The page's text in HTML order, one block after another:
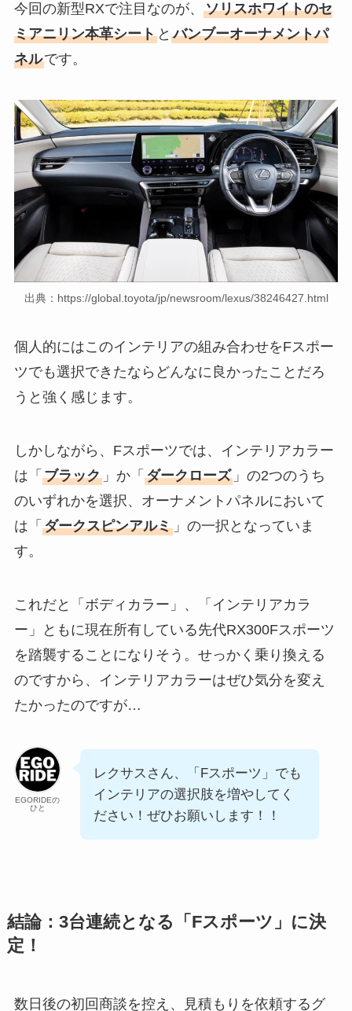
今回の新型RXで注目なのが、 ソリスホワイトのセ
ミアニリン本革シートと バンブーオーナメントパ
ネルです。
出典：https://global.toyota/jp/newsroom/lexus/38246427.html
個人的にはこのインテリアの組み合わせをFスポー
ツでも選択できたならどんなに良かったことだろ
うと強く感じます。
しかしながら、Fスポーツでは、インテリアカラー
は「 ブラック」か「 ダークローズ」の2つのうち
のいずれかを選択、オーナメントパネルにおいて
は「 ダークスピンアルミ」の一択となっていま
す。
これだと「ボディカラー」、「インテリアカラ
ー」ともに現在所有している先代RX300Fスポーツ
を踏襲することになりそう。せっかく乗り換える
のですから、インテリアカラーはぜひ気分を変え
たかったのですが…
EGORIDEの
ひと
レクサスさん、「Fスポーツ」でも
インテリアの選択肢を増やしてく
ださい！ぜひお願いします！！
結論：3台連続となる「Fスポーツ」に決
定！
数日後の初回商談を控え、見積もりを依頼するグ